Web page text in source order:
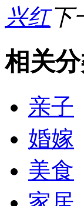
兴红下
相关
亲子
婚嫁
美食